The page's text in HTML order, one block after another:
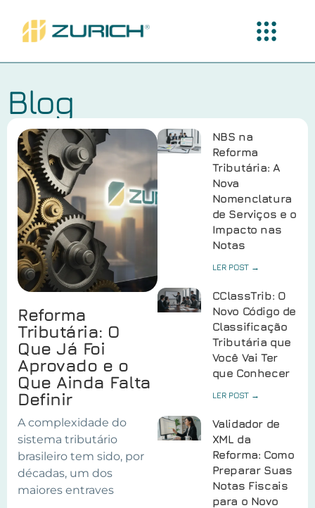
Blog
Reforma
Tributária: O
Que Já Foi
Aprovado e o
Que Ainda Falta
Definir
A complexidade do
sistema tributário
brasileiro tem sido, por
décadas, um dos
maiores entraves
NBS na
Reforma
Tributária: A
Nova
Nomenclatura
de Serviços e o
Impacto nas
Notas
LER POST →
CClassTrib: O
Novo Código de
Classificação
Tributária que
Você Vai Ter
que Conhecer
LER POST →
Validador de
XML da
Reforma: Como
Preparar Suas
Notas Fiscais
para o Novo